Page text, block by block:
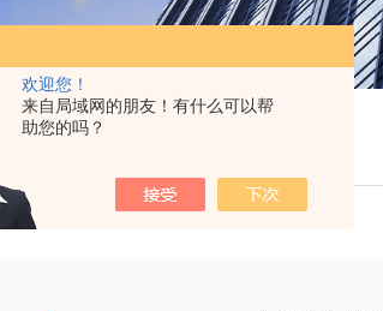
欢迎您！
来自局域网的朋友！有什么可以帮
助您的吗？